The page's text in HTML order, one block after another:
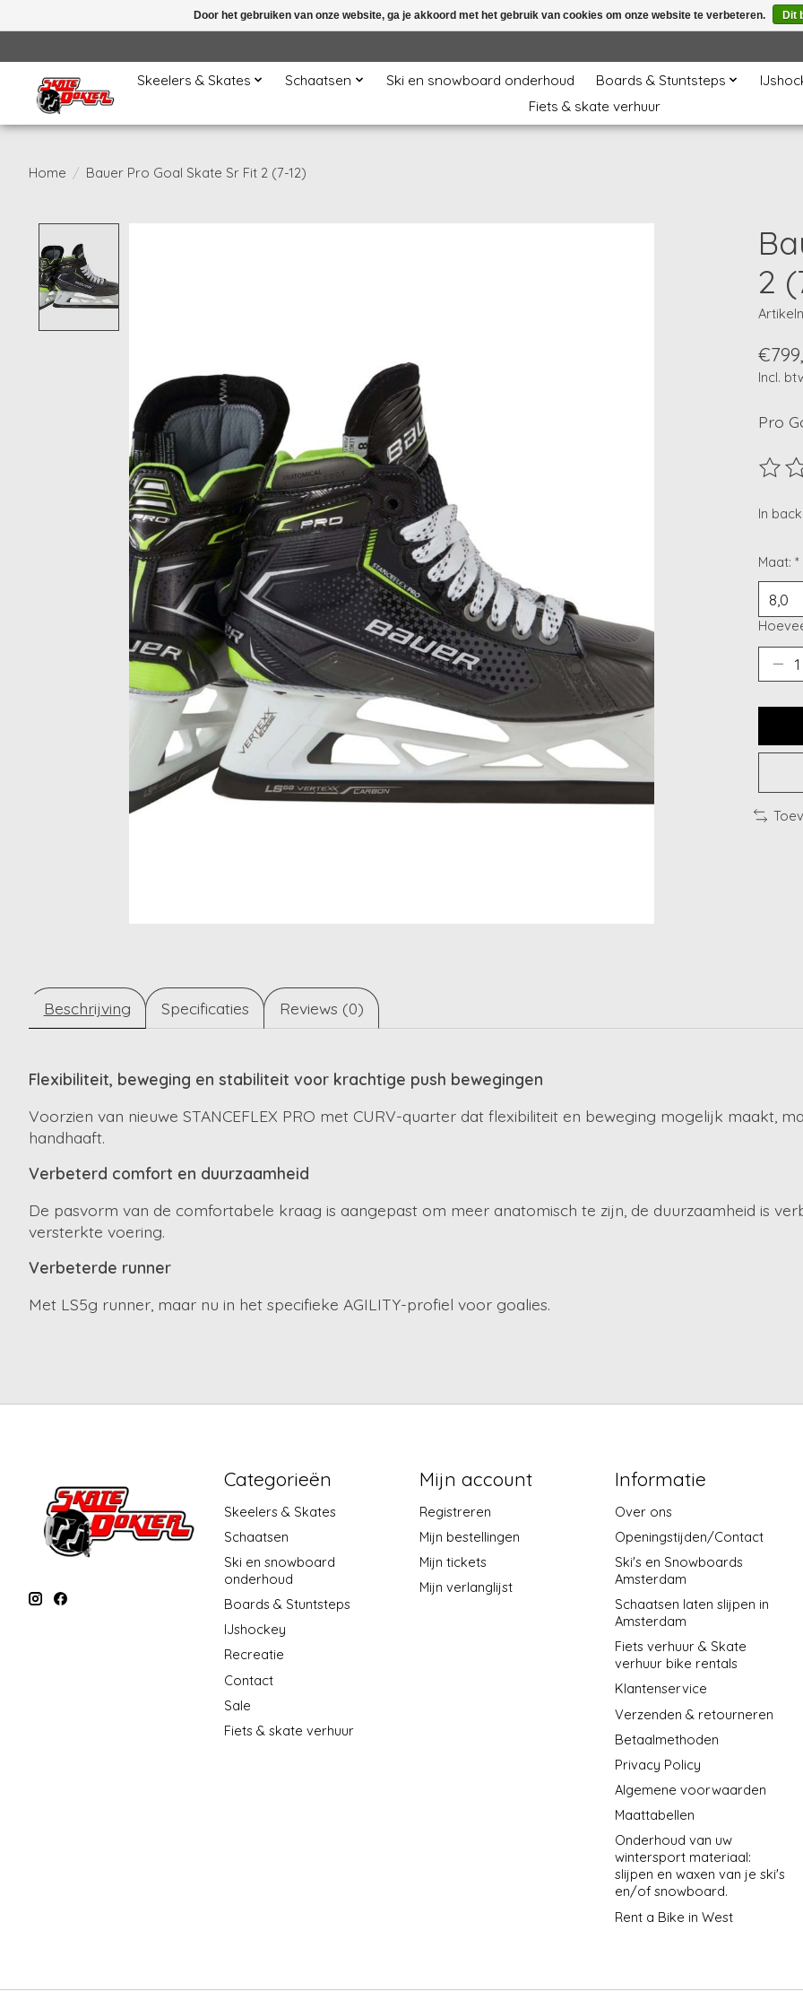
Skeelers & Skates Schaatsen Ski en snowboard onderhoud Boards & Stuntsteps
Fiets & skate verhuur
Home / Bauer Pro Goal Skate Sr Fit 2 (7-12)
2
Incl.
Pro
De
In
Maat: *
Beschrijving Specificaties Reviews (0)
Flexibiliteit, beweging en stabiliteit voor krachtige push bewegingen
Voorzien van nieuwe STANCEFLEX PRO met CURV-quarter dat flexibiliteit en beweging mogelijk maakt,
handhaaft.
Verbeterd comfort en duurzaamheid
De pasvorm van de comfortabele kraag is aangepast om meer anatomisch te zijn, de duurzaamheid is
versterkte voering.
Verbeterde runner
Met LS5g runner, maar nu in het specifieke AGILITY-profiel voor goalies.
Categorieën
Skeelers & Skates
Schaatsen
Ski en snowboard
onderhoud
Boards & Stuntsteps
IJshockey
Recreatie
Contact
Sale
Fiets & skate verhuur
Mijn account
Registreren
Mijn bestellingen
Mijn tickets
Mijn verlanglijst
Informatie
Over ons
Openingstijden/Contact
Ski's en Snowboards
Amsterdam
Schaatsen laten slijpen in
Amsterdam
Fiets verhuur & Skate
verhuur bike rentals
Klantenservice
Verzenden & retourneren
Betaalmethoden
Privacy Policy
Algemene voorwaarden
Maattabellen
Onderhoud van uw
wintersport materiaal:
slijpen en waxen van je ski's
en/of snowboard.
Rent a Bike in West
Door het gebruiken van onze website, ga je akkoord met het gebruik van cookies om onze website te verbeteren. Dit